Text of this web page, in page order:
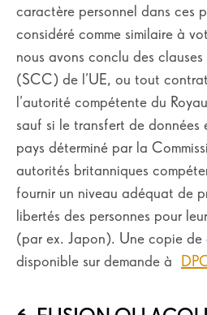
caractère personnel dans ces
considéré comme similaire à
nous avons conclu des
(SCC) de l’UE, ou tout
l’autorité compétente du
sauf si le transfert de données
pays déterminé par la
autorités britanniques
fournir un niveau adéquat de
libertés des personnes pour
(par ex. Japon). Une copie de
disponible sur demande à